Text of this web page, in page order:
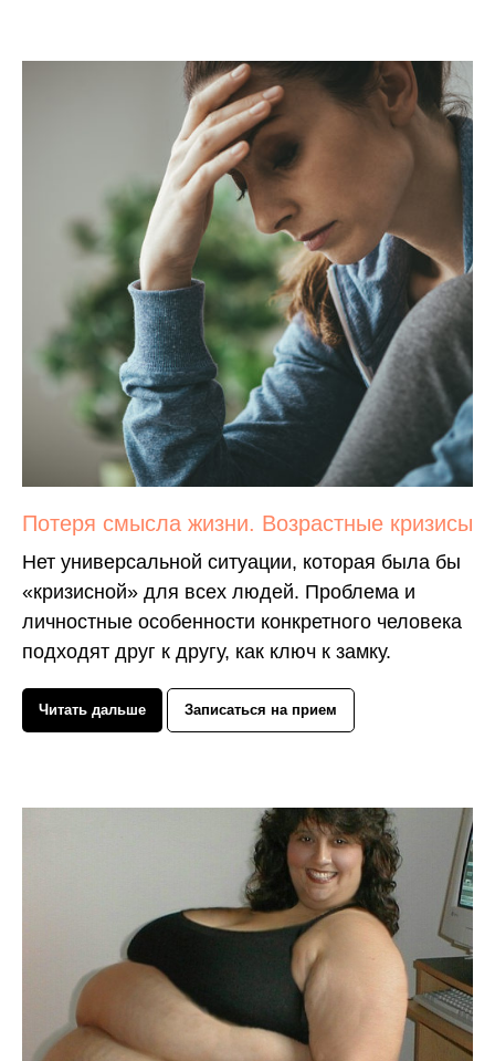
Потеря смысла жизни. Возрастные кризисы
Нет универсальной ситуации, которая была бы
«кризисной» для всех людей. Проблема и
личностные особенности конкретного человека
подходят друг к другу, как ключ к замку.
Читать дальше Записаться на прием